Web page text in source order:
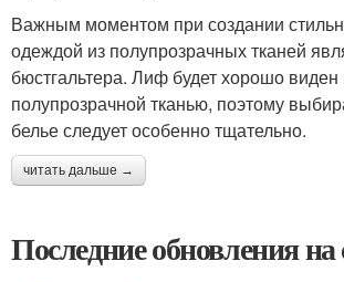
Важным моментом при создании
одеждой из полупрозрачных тканей
бюстгальтера. Лиф будет хорошо виден
полупрозрачной тканью, поэтому
белье следует особенно тщательно.
читать дальше →
Последние обновления на